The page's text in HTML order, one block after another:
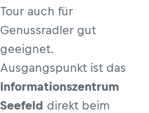
Tour auch für
Genussradler gut
geeignet.
Ausgangspunkt ist das
Informationszentrum
Seefeld direkt beim